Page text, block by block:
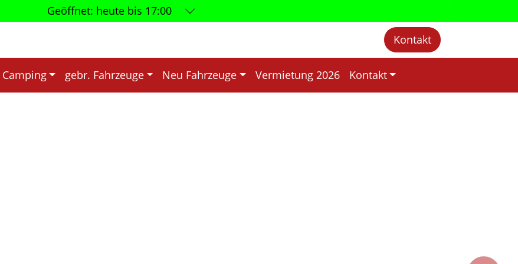
Geöffnet: heute bis 17:00
Kontakt
Camping gebr. Fahrzeuge Neu Fahrzeuge Vermietung 2026 Kontakt